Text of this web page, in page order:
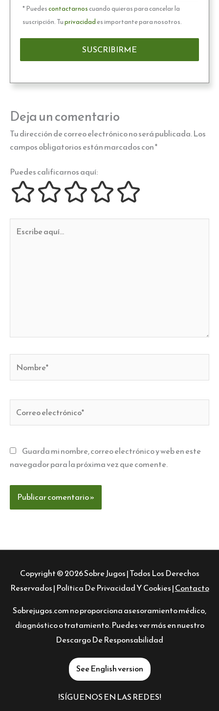
* Puedescontactarnoscuando quieras para cancelar la
suscripción. Tuprivacidades importante para nosotros.
Deja un comentario
Tu dirección de correo electrónico no será publicada.Los
campos obligatorios están marcados con*
Puedes calificarnos aquí:
Escribe
aquí...
electrónico*
Guarda mi nombre, correo electrónico y web en este
navegador para la próxima vez que comente.
Copyright © 2026Sobre Jugos| Todos Los Derechos
Reservados | Política De Privacidad Y Cookies|Contacto
Sobrejugos.com no proporciona asesoramiento médico,
diagnóstico o tratamiento. Puedes ver más en nuestro
Descargo De Responsabilidad
See English version
!SÍGUENOS EN LAS REDES!